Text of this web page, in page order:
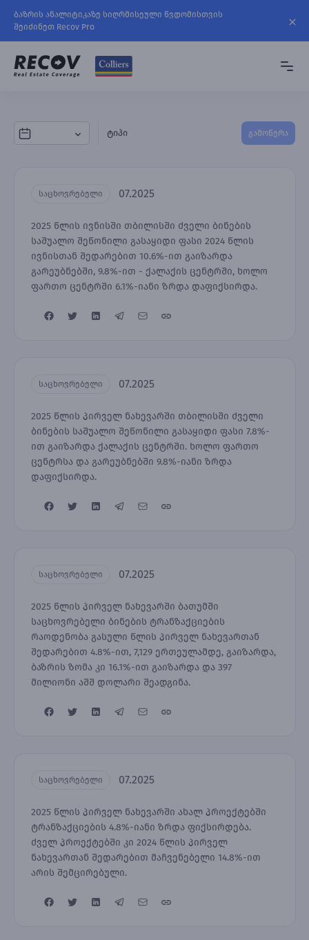
ბაზრის ანალიტიკაზე სიღრმისეული წვდომისთვის
შეიძინეთ Recov Pro
ტიპი გამოწერა
საცხოვრებელი 07.2025
2025 წლის ივნისში თბილისში ძველი ბინების
საშუალო შეწონილი გასაყიდი ფასი 2024 წლის
ივნისთან შედარებით 10.6%-ით გაიზარდა
გარეუბნებში, 9.8%-ით - ქალაქის ცენტრში, ხოლო
ფართო ცენტრში 6.1%-იანი ზრდა დაფიქსირდა.
საცხოვრებელი 07.2025
2025 წლის პირველ ნახევარში თბილისში ძველი
ბინების საშუალო შეწონილი გასაყიდი ფასი 7.8%-
ით გაიზარდა ქალაქის ცენტრში. ხოლო ფართო
ცენტრსა და გარეუბნებში 9.8%-იანი ზრდა
დაფიქსირდა.
საცხოვრებელი 07.2025
2025 წლის პირველ ნახევარში ბათუმში
საცხოვრებელი ბინების ტრანზაქციების
რაოდენობა გასული წლის პირველ ნახევართან
შედარებით 4.8%-ით, 7,129 ერთეულამდე, გაიზარდა,
ბაზრის ზომა კი 16.1%-ით გაიზარდა და 397
მილიონი აშშ დოლარი შეადგინა.
საცხოვრებელი 07.2025
2025 წლის პირველ ნახევარში ახალ პროექტებში
ტრანზაქციების 4.8%-იანი ზრდა ფიქსირდება.
ძველ პროექტებში კი 2024 წლის პირველ
ნახევართან შედარებით მაჩვენებელი 14.8%-ით
არის შემცირებული.